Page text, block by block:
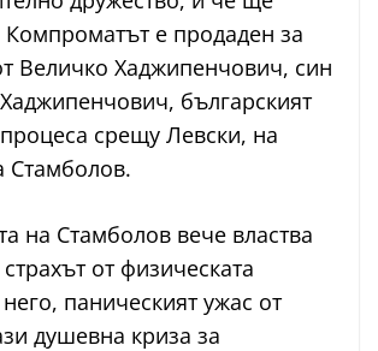
Компроматът е продаден за
Величко Хаджипенчович, син
българският
срещу Левски, на
Стамболов.
на Стамболов вече властва
от физическата
паническият ужас от
душевна криза за